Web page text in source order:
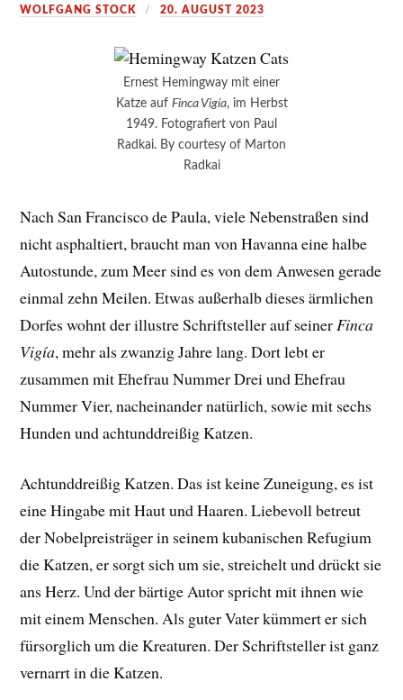
WOLFGANG STOCK 20. AUGUST 2023
Ernest Hemingway mit einer
Katze auf Finca Vigía, im Herbst
1949. Fotografiert von Paul
Radkai. By courtesy of Marton
Radkai
Nach San Francisco de Paula, viele Nebenstraßen sind
nicht asphaltiert, braucht man von Havanna eine halbe
Autostunde, zum Meer sind es von dem Anwesen gerade
einmal zehn Meilen. Etwas außerhalb dieses ärmlichen
Dorfes wohnt der illustre Schriftsteller auf seiner Finca
Vigía, mehr als zwanzig Jahre lang. Dort lebt er
zusammen mit Ehefrau Nummer Drei und Ehefrau
Nummer Vier, nacheinander natürlich, sowie mit sechs
Hunden und achtunddreißig Katzen.
Achtunddreißig Katzen. Das ist keine Zuneigung, es ist
eine Hingabe mit Haut und Haaren. Liebevoll betreut
der Nobelpreisträger in seinem kubanischen Refugium
die Katzen, er sorgt sich um sie, streichelt und drückt sie
ans Herz. Und der bärtige Autor spricht mit ihnen wie
mit einem Menschen. Als guter Vater kümmert er sich
fürsorglich um die Kreaturen. Der Schriftsteller ist ganz
vernarrt in die Katzen.